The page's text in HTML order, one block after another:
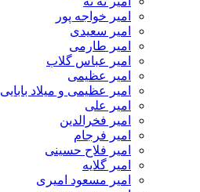
امیر خواجه پور
امیر سعیدی
امیر طارمی
امیر عباس گلاب
امیر عظیمی
امیر عظیمی و میلاد بابایی
امیر علی
امیر فخرالدین
امیر فرجام
امیر فلاح حسینی
امیر گلایه
امیر مسعود امیری